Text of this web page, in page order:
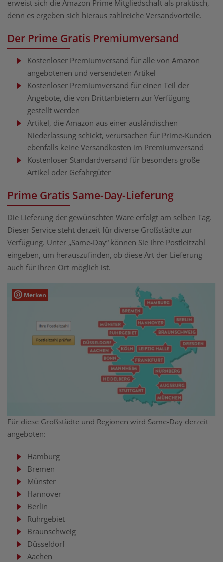
erweist sich die Amazon Prime Mitgliedschaft als praktisch,
denn es ergeben sich hieraus zahlreiche Versandvorteile.
Der Prime Gratis Premiumversand
Kostenloser Premiumversand für alle von Amazon
angebotenen und versendeten Artikel
Kostenloser Premiumversand für einen Teil der
Angebote, die von Drittanbietern zur Verfügung
gestellt werden
Artikel, die Amazon aus einer ausländischen
Niederlassung schickt, verursachen für Prime-Kunden
ebenfalls keine Versandkosten im Premiumversand
Kostenloser Standardversand für besonders große
Artikel oder Gefahrgüter
Prime Gratis Same-Day-Lieferung
Die Lieferung der gewünschten Ware erfolgt am selben Tag.
Dieser Service steht derzeit für diverse Großstädte zur
Verfügung. Unter „Same-Day“ können Sie Ihre Postleitzahl
eingeben, um herauszufinden, ob diese Art der Lieferung
auch für Ihren Ort möglich ist.
Merken
Für diese Großstädte und Regionen wird Same-Day derzeit
angeboten:
Hamburg
Bremen
Münster
Hannover
Berlin
Ruhrgebiet
Braunschweig
Düsseldorf
Aachen